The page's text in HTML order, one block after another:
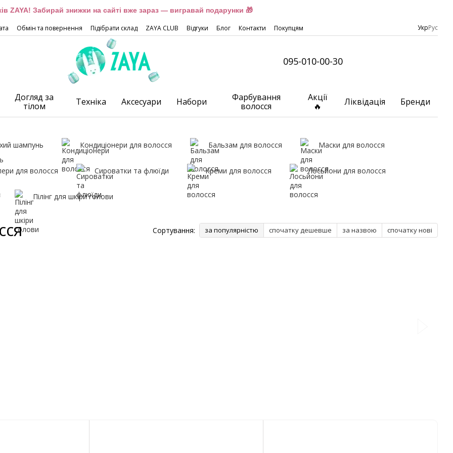
ZAYA! Забирай знижки на сайті вже зараз — вигравай подарунки 🎁
Обмін та повернення Підібрати склад ZAYA CLUB Відгуки Блог Контакти Покупцям УкрРус
095-010-00-30
Догляд за
тілом
Техніка Аксесуари Набори
Фарбування
волосся
Акції
🔥
Ліквідація Бренди
шампунь Кондиціонери для волосся Бальзам для волосся Маски для волосся
для волосся Сироватки та флюїди Креми для волосся Лосьйони для волосся
Пілінг для шкіри голови
Сортування: за популярністю спочатку дешевше за назвою спочатку нові